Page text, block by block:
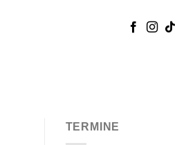
TERMINE